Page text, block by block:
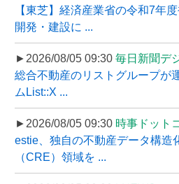
【東芝】経済産業省の令和7年
開発・建設に ...
►2026/08/05 09:30 毎日新聞デ
総合不動産のリストグループが
ムList::X ...
►2026/08/05 09:30 時事ドット
estie、独自の不動産データ構造
（CRE）領域を ...